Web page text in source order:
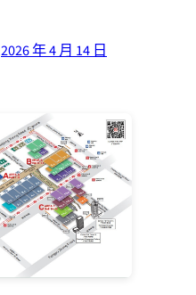
2026 年 4 月 14 日